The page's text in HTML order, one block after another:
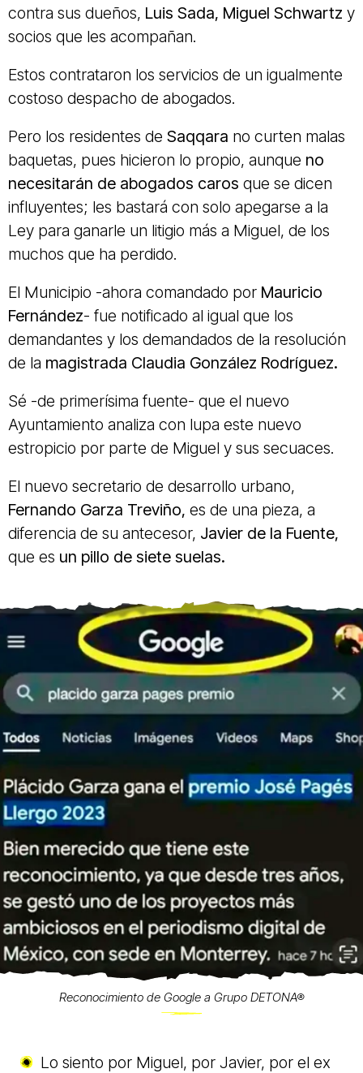
contra sus dueños, Luis Sada, Miguel Schwartz y
socios que les acompañan.
Estos contrataron los servicios de un igualmente
costoso despacho de abogados.
Pero los residentes de Saqqara no curten malas
baquetas, pues hicieron lo propio, aunque no
necesitarán de abogados caros que se dicen
influyentes; les bastará con solo apegarse a la
Ley para ganarle un litigio más a Miguel, de los
muchos que ha perdido.
El Municipio -ahora comandado por Mauricio
Fernández- fue notificado al igual que los
demandantes y los demandados de la resolución
de la magistrada Claudia González Rodríguez.
Sé -de primerísima fuente- que el nuevo
Ayuntamiento analiza con lupa este nuevo
estropicio por parte de Miguel y sus secuaces.
El nuevo secretario de desarrollo urbano,
Fernando Garza Treviño, es de una pieza, a
diferencia de su antecesor, Javier de la Fuente,
que es un pillo de siete suelas.
Reconocimiento de Google a Grupo DETONA®
Lo siento por Miguel, por Javier, por el ex